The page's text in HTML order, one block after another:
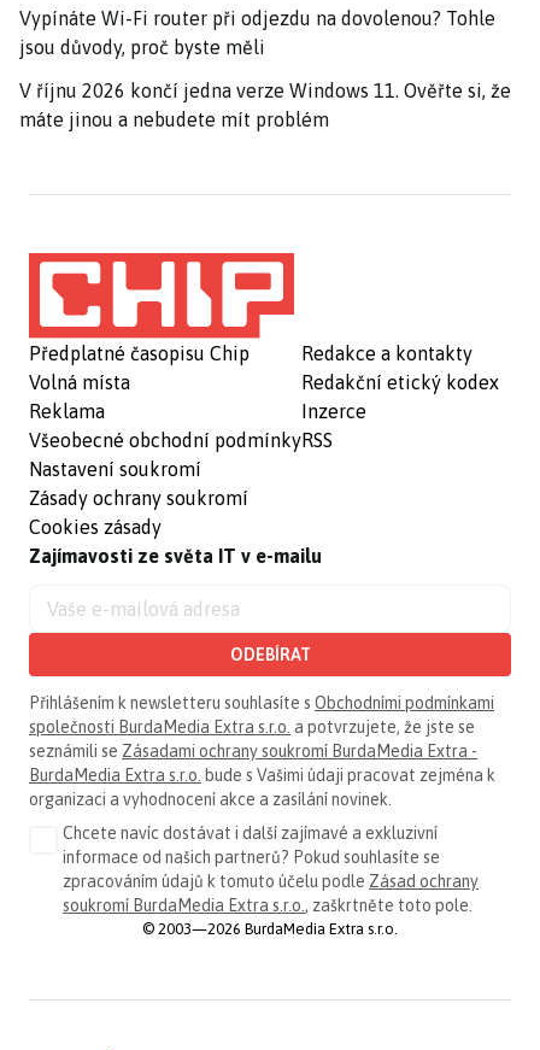
Vypínáte Wi-Fi router při odjezdu na dovolenou? Tohle
jsou důvody, proč byste měli
V říjnu 2026 končí jedna verze Windows 11. Ověřte si, že
máte jinou a nebudete mít problém
Předplatné časopisu Chip
Volná místa
Reklama
Všeobecné obchodní podmínky
Nastavení soukromí
Zásady ochrany soukromí
Cookies zásady
Redakce a kontakty
Redakční etický kodex
Inzerce
RSS
Zajímavosti ze světa IT v e-mailu
ODEBÍRAT
Přihlášením k newsletteru souhlasíte s Obchodními podmínkami
společnosti BurdaMedia Extra s.r.o. a potvrzujete, že jste se
seznámili se Zásadami ochrany soukromí BurdaMedia Extra -
BurdaMedia Extra s.r.o. bude s Vašimi údaji pracovat zejména k
organizaci a vyhodnocení akce a zasílání novinek.
Chcete navíc dostávat i další zajímavé a exkluzivní
informace od našich partnerů? Pokud souhlasíte se
zpracováním údajů k tomuto účelu podle Zásad ochrany
soukromí BurdaMedia Extra s.r.o. , zaškrtněte toto pole.
© 2003—2026 BurdaMedia Extra s.r.o.